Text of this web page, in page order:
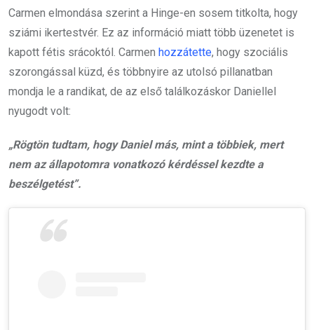
Carmen elmondása szerint a Hinge-en sosem titkolta, hogy
sziámi ikertestvér. Ez az információ miatt több üzenetet is
kapott fétis srácoktól. Carmen hozzátette, hogy szociális
szorongással küzd, és többnyire az utolsó pillanatban
mondja le a randikat, de az első találkozáskor Daniellel
nyugodt volt:
„Rögtön tudtam, hogy Daniel más, mint a többiek, mert
nem az állapotomra vonatkozó kérdéssel kezdte a
beszélgetést”.